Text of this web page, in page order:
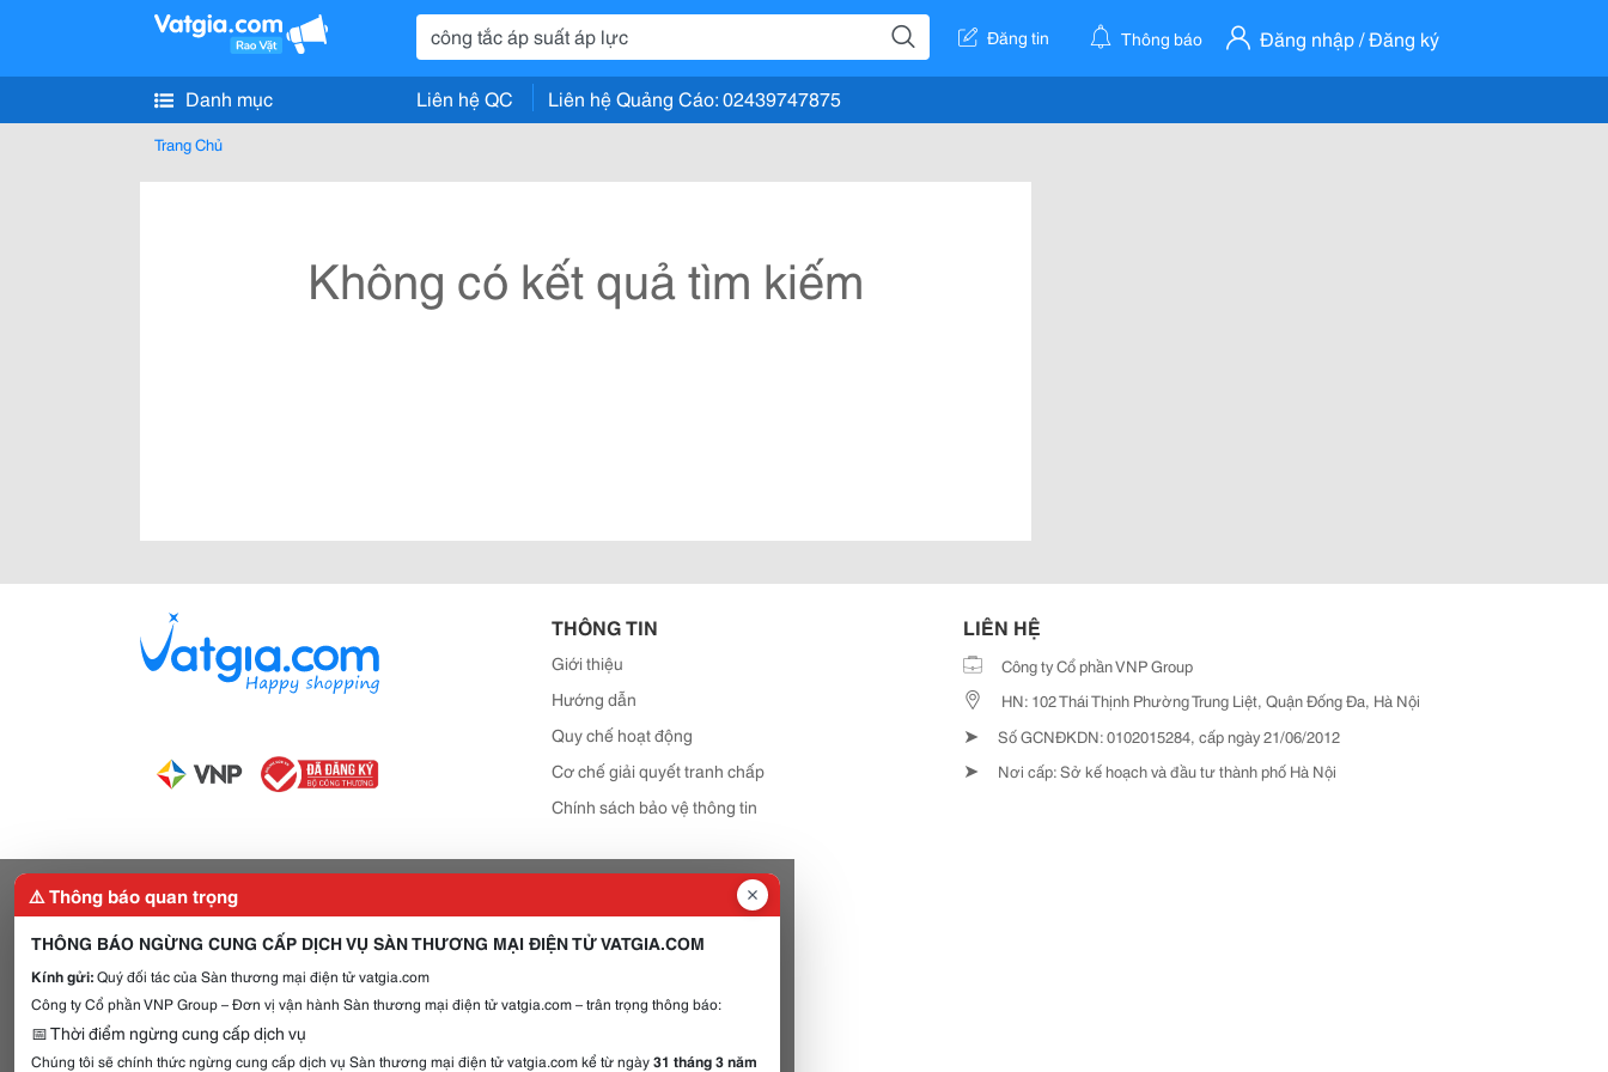
Đăng tin Thông báo Đăng nhập / Đăng ký
Danh mục Liên hệ QC Liên hệ Quảng Cáo: 02439747875
Trang Chủ
Không có kết quả tìm kiếm
THÔNG TIN
Giới thiệu
Hướng dẫn
Quy chế hoạt động
Cơ chế giải quyết tranh chấp
Chính sách bảo vệ thông tin
LIÊN HỆ
Công ty Cổ phần VNP Group
HN: 102 Thái Thịnh Phường Trung Liệt, Quận Đống Đa, Hà Nội
➤ Số GCNĐKDN: 0102015284, cấp ngày 21/06/2012
➤ Nơi cấp: Sở kế hoạch và đầu tư thành phố Hà Nội
⚠️ Thông báo quan trọng
THÔNG BÁO NGỪNG CUNG CẤP DỊCH VỤ SÀN THƯƠNG MẠI ĐIỆN TỬ VATGIA.COM
Kính gửi:Quý đối tác của Sàn thương mại điện tử vatgia.com
Công ty Cổ phần VNP Group – Đơn vị vận hành Sàn thương mại điện tử vatgia.com – trân trọng thông báo:
📅 Thời điểm ngừng cung cấp dịch vụ
Chúng tôi sẽ chính thức ngừng cung cấp dịch vụ Sàn thương mại điện tử vatgia.com kể từ ngày31 tháng 3 năm